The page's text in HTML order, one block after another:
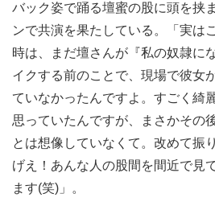
バック姿で踊る壇蜜の股に頭を挟
ンで共演を果たしている。「実は
時は、まだ壇さんが『私の奴隷に
イクする前のことで、現場で彼女
ていなかったんですよ。すごく綺
思っていたんですが、まさかその
とは想像していなくて。改めて振
げえ！あんな人の股間を間近で見
ます(笑)」。